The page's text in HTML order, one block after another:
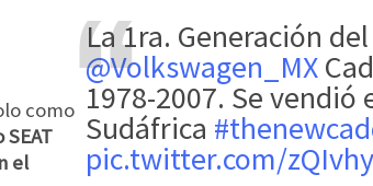
La 1ra. Generación del
@Volkswagen_MX
1978-2007. Se vendió
Sudáfrica
pic.twitter.com/
como
el